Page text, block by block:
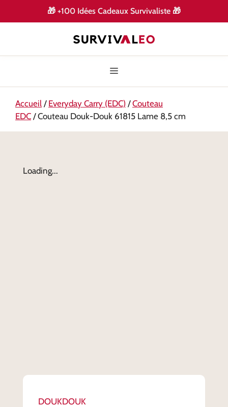
🎁 +100 Idées Cadeaux Survivaliste 🎁
Accueil / Everyday Carry (EDC) /Couteau
EDC / Couteau Douk-Douk 61815 Lame 8,5 cm
Loading...
DOUKDOUK